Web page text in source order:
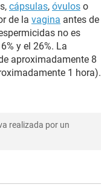
cápsulas, óvulos o
de la vagina antes de
no es
y el 26%. La
aproximadamente 8
1 hora).
realizada por un